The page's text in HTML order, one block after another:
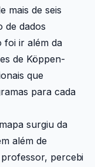
mais de seis
de dados
foi ir além da
de Köppen-
que
para cada
surgiu da
além de
percebi